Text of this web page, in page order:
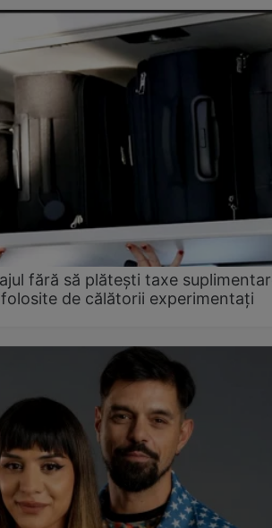
fără să plătești taxe
de călătorii experimentați